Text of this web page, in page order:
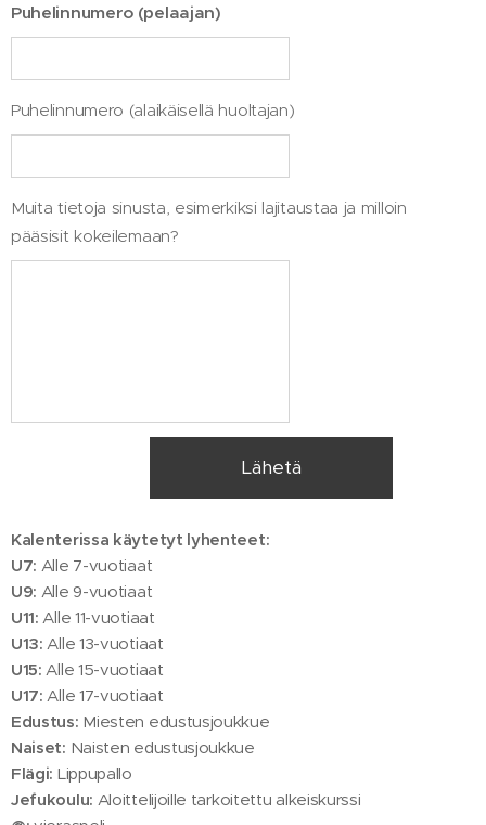
Puhelinnumero (pelaajan)
Puhelinnumero (alaikäisellä huoltajan)
Muita tietoja sinusta, esimerkiksi lajitaustaa ja milloin
pääsisit kokeilemaan?
Lähetä
Kalenterissa käytetyt lyhenteet:
U7: Alle 7-vuotiaat
U9: Alle 9-vuotiaat
U11: Alle 11-vuotiaat
U13: Alle 13-vuotiaat
U15: Alle 15-vuotiaat
U17: Alle 17-vuotiaat
Edustus: Miesten edustusjoukkue
Naiset: Naisten edustusjoukkue
Flägi: Lippupallo
Jefukoulu: Aloittelijoille tarkoitettu alkeiskurssi